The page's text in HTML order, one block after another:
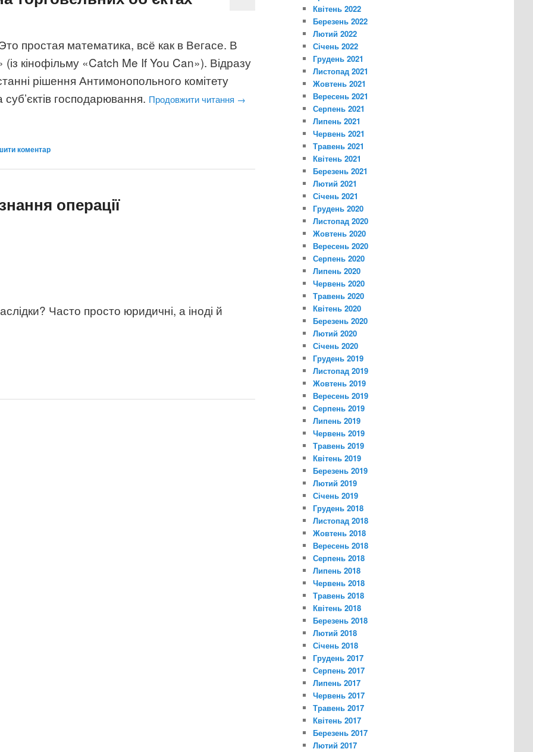
простая математика, всё как в Вегасе. В
кінофільму «Catch Me If You Can»). Відразу
рішення Антимонопольного комітету
господарювання. Продовжити читання →
коментар
операції
Часто просто юридичні, а іноді й
Квітень 2022
Березень 2022
Лютий 2022
Січень 2022
Грудень 2021
Листопад 2021
Жовтень 2021
Вересень 2021
Серпень 2021
Липень 2021
Червень 2021
Травень 2021
Квітень 2021
Березень 2021
Лютий 2021
Січень 2021
Грудень 2020
Листопад 2020
Жовтень 2020
Вересень 2020
Серпень 2020
Липень 2020
Червень 2020
Травень 2020
Квітень 2020
Березень 2020
Лютий 2020
Січень 2020
Грудень 2019
Листопад 2019
Жовтень 2019
Вересень 2019
Серпень 2019
Липень 2019
Червень 2019
Травень 2019
Квітень 2019
Березень 2019
Лютий 2019
Січень 2019
Грудень 2018
Листопад 2018
Жовтень 2018
Вересень 2018
Серпень 2018
Липень 2018
Червень 2018
Травень 2018
Квітень 2018
Березень 2018
Лютий 2018
Січень 2018
Грудень 2017
Серпень 2017
Липень 2017
Червень 2017
Травень 2017
Квітень 2017
Березень 2017
Лютий 2017